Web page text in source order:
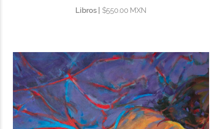
Libros | $550.00 MXN